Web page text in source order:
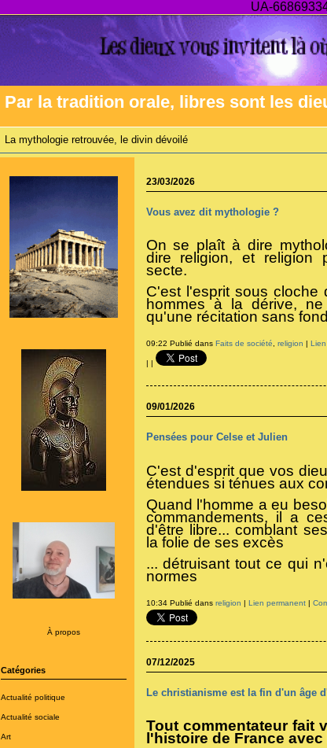
UA-
Par la tradition orale, libres sont les
La mythologie retrouvée, le divin dévoilé
À propos
Catégories
Actualité politique
Actualité sociale
Art
23/03/2026
Vous avez dit mythologie ?
On se plaît à dire
dire religion, et religion
secte.
C'est l'esprit sous cloche
hommes à la dérive,
qu'une récitation sans
09:22 Publié dans Faits de société, religion
09/01/2026
Pensées pour Celse et Julien
C'est d'esprit que vos
étendues si ténues aux
Quand l'homme a eu
commandements, il a
d'être libre... comblant
la folie de ses excès
... détruisant tout ce qui
normes
10:34 Publié dans religion | Lien permanent|
07/12/2025
Le christianisme est la fin d'un âge
Tout commentateur fait
l'histoire de France